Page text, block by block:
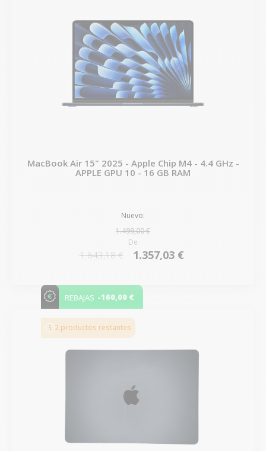
MacBook Air 15" 2025 - Apple Chip M4 - 4.4 GHz -
APPLE GPU 10 - 16 GB RAM
Nuevo:
1.499,00 €
De
1.643,18 € 1.357,03 €
REBAJAS -160,00 €
2 productos restantes